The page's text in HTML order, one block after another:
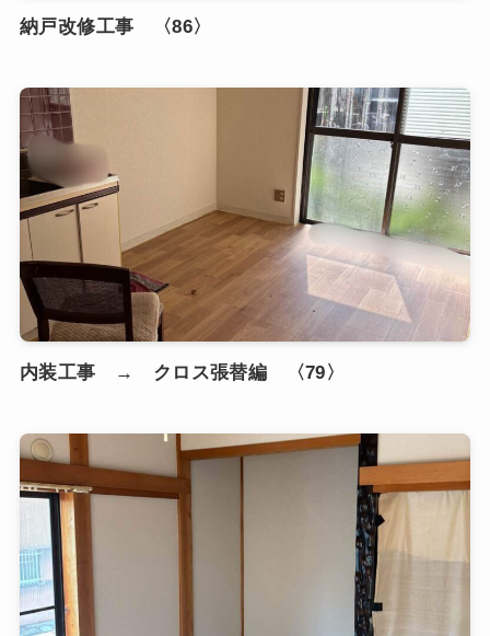
納戸改修工事 〈86〉
内装工事 → クロス張替編 〈79〉